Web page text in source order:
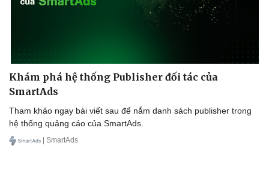
Khám phá hệ thống Publisher đối tác của
SmartAds
Tham khảo ngay bài viết sau để nắm danh sách publisher trong
hệ thống quảng cáo của SmartAds.
| SmartAds